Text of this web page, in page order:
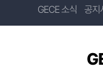
GECE 소식 공지